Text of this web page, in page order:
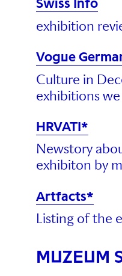
exhibition
Vogue
Culture in
exhibitions
HRVATI*
Newstory
exhibiton by
Artfacts*
Listing of the
MUZEUM